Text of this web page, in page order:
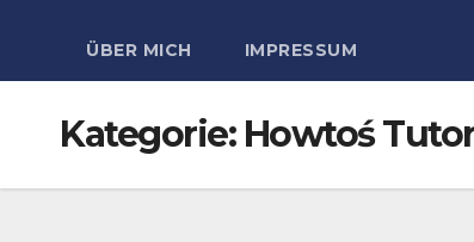
ÜBER MICH IMPRESSUM
Kategorie: Howtoś